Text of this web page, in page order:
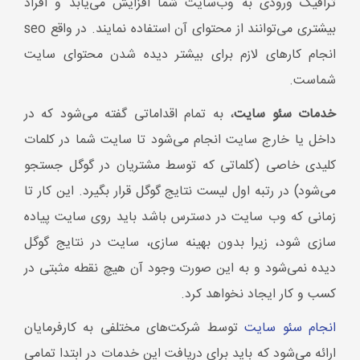
زمانی که وب سایت در دسترس باشد باید روی سایت پیاده
سازی شود، زیرا بدون بهینه سازی، سایت در نتایج گوگل
دیده نمی‌شود و به این صورت وجود آن هیچ نقطه مثبتی در
کسب و کار ایجاد نخواهد کرد.
انجام سئو سایتتوسط شرکت‌های مختلفی به کارفرمایان
ارائه می‌شود که باید برای دریافت این خدمات در ابتدا تمامی
آن‌ها را با یکدیگر مقایسه کنید تا با بهترین مجموعه به
همکاری بپردازید.
آیا هنوز سایت شما به فروش نرسیده است؟ آیا سایت شما
با کلمه کلیدی‌های مشخص شده به صفحه اول گوگل نرسیده
است؟ طبیعی است که اگر به خوبی روی بهینه سازی سایت
دید.